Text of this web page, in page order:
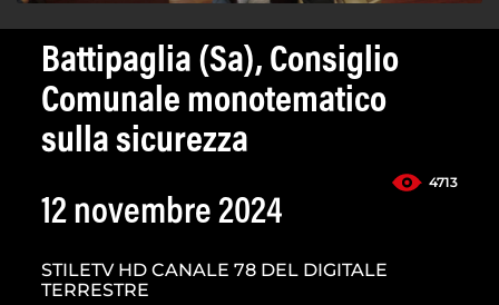
Battipaglia (Sa), Consiglio
Comunale monotematico
sulla sicurezza
4713
12 novembre 2024
STILETV HD CANALE 78 DEL DIGITALE
TERRESTRE